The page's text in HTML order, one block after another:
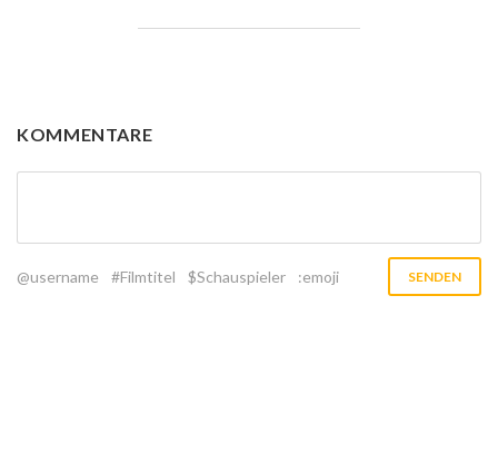
KOMMENTARE
@username #Filmtitel $Schauspieler :emoji